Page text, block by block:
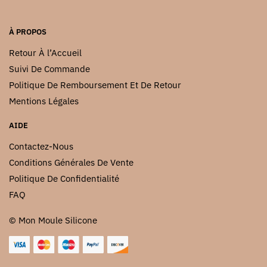
À PROPOS
Retour À l’Accueil
Suivi De Commande
Politique De Remboursement Et De Retour
Mentions Légales
AIDE
Contactez-Nous
Conditions Générales De Vente
Politique De Confidentialité
FAQ
© Mon Moule Silicone